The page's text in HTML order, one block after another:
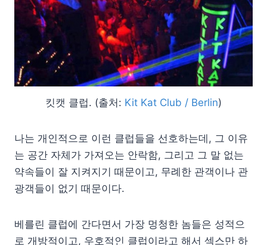
킷캣 클럽. (출처: Kit Kat Club / Berlin)
나는 개인적으로 이런 클럽들을 선호하는데, 그 이유
는 공간 자체가 가져오는 안락함, 그리고 그 말 없는
약속들이 잘 지켜지기 때문이고, 무례한 관객이나 관
광객들이 없기 때문이다.
베를린 클럽에 간다면서 가장 멍청한 놈들은 성적으
로 개방적이고, 우호적인 클럽이라고 해서 섹스만 하